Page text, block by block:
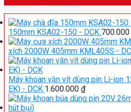
150mm KSA02-150 - DCK 700.000
xích 2000W 405mm KML405S -
Máy khoan vặn vít dùng pin Li-ion
EK) - DCK 1.600.000 ₫